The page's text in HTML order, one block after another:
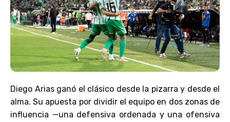
Diego Arias ganó el clásico desde la pizarra y desde el
alma. Su apuesta por dividir el equipo en dos zonas de
influencia —una defensiva ordenada y una ofensiva